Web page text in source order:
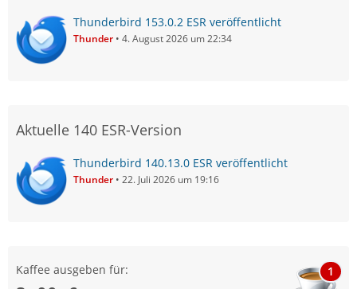
Thunderbird 153.0.2 ESR veröffentlicht
Thunder 4. August 2026 um 22:34
Aktuelle 140 ESR-Version
Thunderbird 140.13.0 ESR veröffentlicht
Thunder 22. Juli 2026 um 19:16
Kaffee ausgeben für: 1